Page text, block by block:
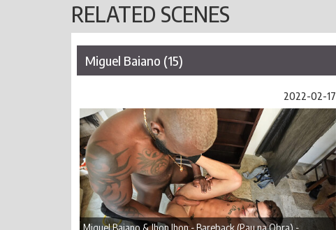
RELATED SCENES
Miguel Baiano (15)
2022-02-17
Miguel Baiano & Jhon Jhon - Bareback (Pau na Obra) -